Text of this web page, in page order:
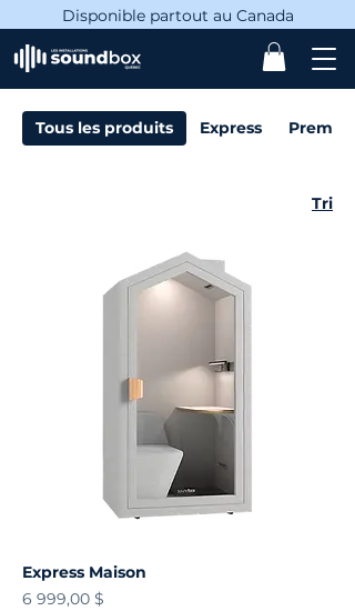
Disponible partout au Canada
Tous les produits Express Premium
Tri
Express Maison
Prix
6 999,00 $